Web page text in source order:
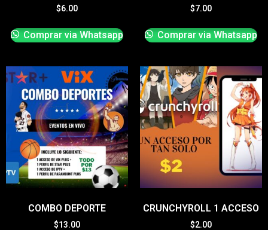
$6.00
Comprar via Whatsapp
$7.00
Comprar via Whatsapp
COMBO DEPORTE
$13.00
CRUNCHYROLL 1 ACCESO
$2.00